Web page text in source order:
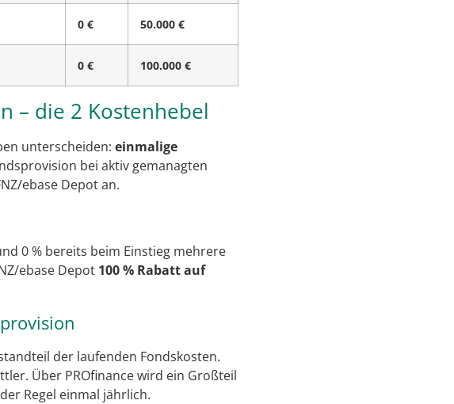
0 € 50.000 €
0 € 100.000 €
– die 2 Kostenhebel
unterscheiden: einmalige
bei aktiv gemanagten
ebase Depot an.
0 % bereits beim Einstieg mehrere
ebase Depot 100 % Rabatt auf
der laufenden Fondskosten.
Über PROfinance wird ein Großteil
Regel einmal jährlich.